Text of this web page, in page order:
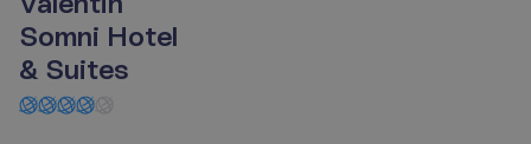
Somni Hotel
& Suites